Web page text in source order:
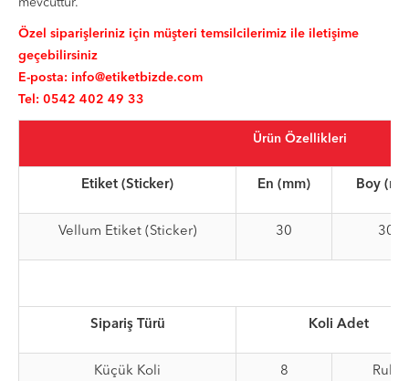
Özel siparişleriniz için müşteri temsilcilerimiz ile iletişime
geçebilirsiniz
E-posta: info@etiketbizde.com
Tel: 0542 402 49 33
Ürün Özellikleri
Etiket (Sticker) En (mm) Boy
Vellum Etiket (Sticker) 30 30
Sipariş Türü Koli Adet
Küçük Koli 8 Rulo